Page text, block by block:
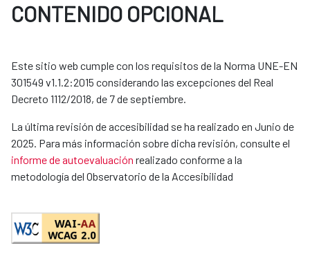
CONTENIDO OPCIONAL
Este sitio web cumple con los requisitos de la Norma UNE-EN
301549 v1.1.2:2015 considerando las excepciones del Real
Decreto 1112/2018, de 7 de septiembre.
La última revisión de accesibilidad se ha realizado en Junio de
2025. Para más información sobre dicha revisión, consulte el
informe de autoevaluación realizado conforme a la
metodología del Observatorio de la Accesibilidad